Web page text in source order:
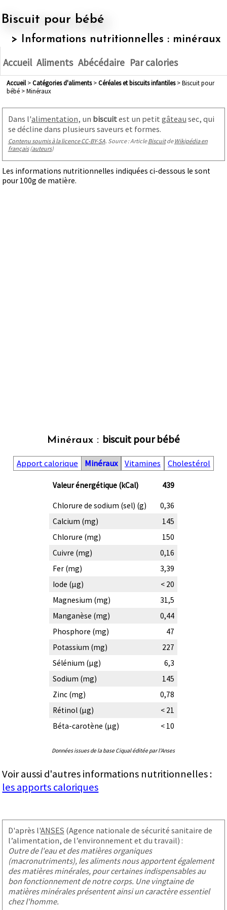
Biscuit pour bébé
> Informations nutritionnelles : minéraux
Accueil Aliments Abécédaire Par calories
Accueil> Catégories d'aliments> céréales et biscuits infantiles> Biscuit pour
bébé > Minéraux
Dans l'alimentation, un biscuitest un petit gâteau sec, qui
se décline dans plusieurs saveurs et formes.
Contenu soumis à la licence CC-BY-SA. Source : ArticleBiscuitde Wikipédia en
français(auteurs)
Les informations nutritionnelles indiquées ci-dessous le sont
pour 100g de matière.
Minéraux : biscuit pour bébé
Apport calorique Minéraux Vitamines Cholestérol
Valeur énergétique (kCal) 439
Chlorure de sodium (sel) (g)
0,36
Calcium (mg)
145
Chlorure (mg)
150
Cuivre (mg)
0,16
Fer (mg)
3,39
Iode (µg)
< 20
Magnesium (mg)
31,5
Manganèse (mg)
0,44
Phosphore (mg)
47
Potassium (mg)
227
Sélénium (µg)
6,3
Sodium (mg)
145
Zinc (mg)
0,78
Rétinol (µg)
< 21
Béta-carotène (µg)
< 10
Données issues de la base Ciqual éditée par l'Anses
Voir aussi d'autres informations nutritionnelles :
les apports caloriques
D'après l'ANSES (Agence nationale de sécurité sanitaire de
l’alimentation, de l’environnement et du travail) :
Outre de l'eau et des matières organiques
(macronutriments), les aliments nous apportent également
des matières minérales, pour certaines indispensables au
bon fonctionnement de notre corps. Une vingtaine de
matières minérales présentent ainsi un caractère essentiel
chez l'homme.